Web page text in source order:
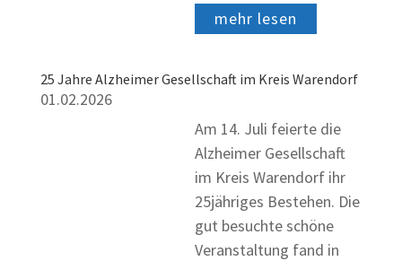
mehr lesen
25 Jahre Alzheimer Gesellschaft im Kreis Warendorf
01.02.2026
Am 14. Juli feierte die
Alzheimer Gesellschaft
im Kreis Warendorf ihr
25jähriges Bestehen. Die
gut besuchte schöne
Veranstaltung fand in